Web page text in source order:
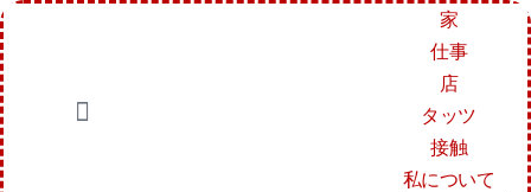
家
仕事
店
タッツ
接触
私について